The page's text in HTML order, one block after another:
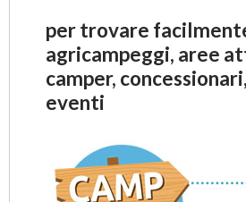
per trovare
agricampeggi, aree
camper,
eventi